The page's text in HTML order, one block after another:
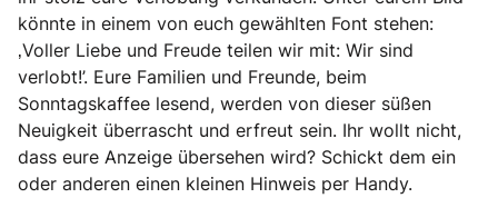
könnte in einem von euch gewählten Font stehen:
‚Voller Liebe und Freude teilen wir mit: Wir sind
verlobt!’. Eure Familien und Freunde, beim
Sonntagskaffee lesend, werden von dieser süßen
Neuigkeit überrascht und erfreut sein. Ihr wollt nicht,
dass eure Anzeige übersehen wird? Schickt dem ein
oder anderen einen kleinen Hinweis per Handy.